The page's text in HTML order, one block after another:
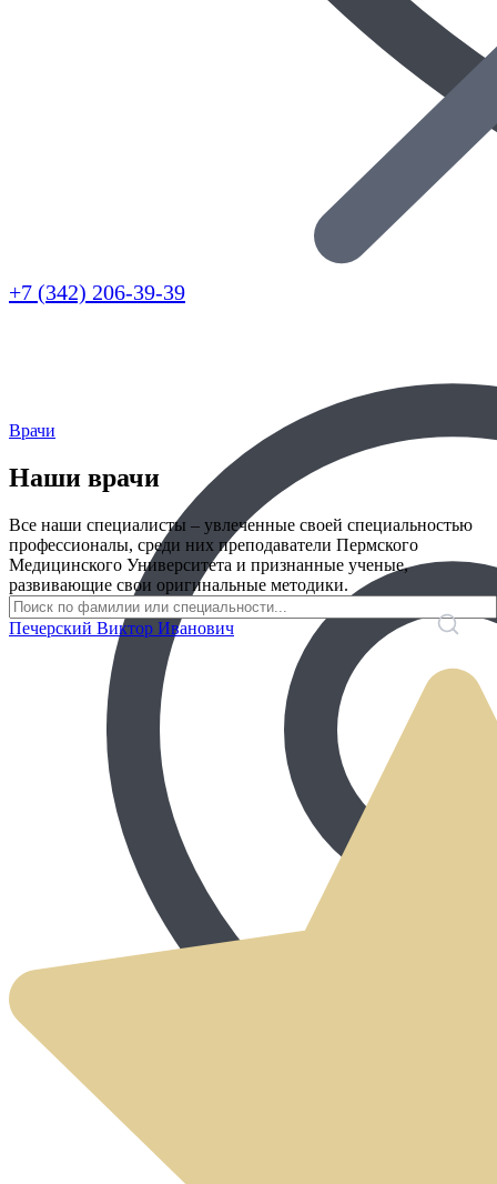
+7 (342) 206-39-39
Врачи
Наши врачи
Все наши специалисты – увлеченные своей специальностью
профессионалы, среди них преподаватели Пермского
Медицинского Университета и признанные ученые,
развивающие свои оригинальные методики.
Печерский Виктор Иванович